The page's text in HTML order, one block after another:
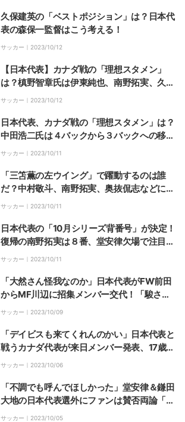
久保建英の「ベストポジション」は？日本代
表の森保一監督はこう考える！
サッカー｜ 2023/10/12
【日本代表】カナダ戦の「理想スタメン」
は？槙野智章氏は伊東純也、南野拓実、久保
建英、旗手怜央が共存する攻撃的布陣を提案
サッカー｜ 2023/10/12
日本代表、カナダ戦の「理想スタメン」は？
中田浩二氏は４バックから３バックへの移行
も視野に選出
サッカー｜ 2023/10/11
「三笘薫の左ウイング」で躍動するのは誰
だ？中村敬斗、南野拓実、奥抜侃志などに期
待【日本代表】
サッカー｜ 2023/10/11
日本代表の「10月シリーズ背番号」が決定！
復帰の南野拓実は８番、堂安律欠場で注目の
10番は？
サッカー｜ 2023/10/11
「大然さん怪我なのか」日本代表がFW前田
からMF川辺に招集メンバー交代！「駿さん
好きだし頑張ってほしい」などSNS反応
サッカー｜ 2023/10/09
「デイビスも来てくれんのかい」日本代表と
戦うカナダ代表が来日メンバー発表、17歳D
Fがサプライズで初招集
サッカー｜ 2023/10/06
「不調でも呼んでほしかった」堂安律＆鎌田
大地の日本代表選外にファンは賛否両論「確
かにいま良くない」
サッカー｜ 2023/10/05